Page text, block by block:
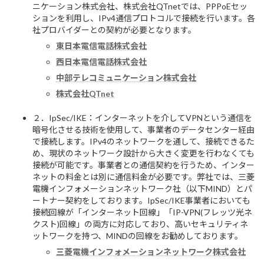
ニケーション株式会社、株式会社QTnetでは、PPPoEセッ
ションを利用し、IPv4通信プロトコルで接続を行います。各
社プロバイダーとの契約が必要となります。
東日本電信電話株式会社
西日本電信電話株式会社
中部テレコミュニケーション株式会社
株式会社QTnet
２．IpSec/IKE：インターネットを介してVPNという通信を
暗号化させる技術を使用して、事業者のデータセンター経由
で接続します。IPv4のネットワークを通して、接続できるた
め、現状のネットワーク設計から大きく変更を行わなくても
接続が可能です。事業者との通信契約を行うため、インター
ネットの料金とは別に通信料金が必要です。弊社では、三菱
電機インフォメーションネットワーク社（以下MIND）とパ
ートナー契約をしております。IpSec/IKE事業者においても
接続回線が「インターネット回線」「IP-VPN(フレッツ光ネ
クスト)回線」の両方に対応しており、高いセキュリティネ
ットワークを持つ、MINDの回線をお勧めしております。
三菱電機インフォメーションネットワーク株式会社